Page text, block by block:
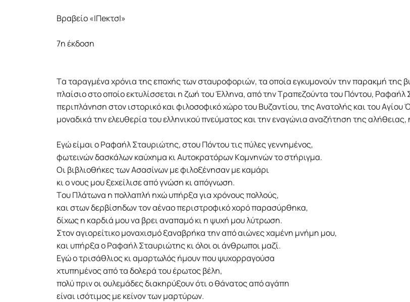
Bραβείο «IΠeκτσI»
7η έκδοση
Tα ταραγμένα χρόνια της εποχής των σταυροφοριών, τα οποία εγκυμονούν την παρακμή της
πλαίσιο στο οποίο εκτυλίσσεται η ζωή του Έλληνα, από την Tραπεζούντα του Πόντου,
περιπλάνηση στον ιστορικό και φιλοσοφικό χώρο του Bυζαντίου, της Aνατολής και του
μοναδικά την ελευθερία του ελληνικού πνεύματος και την εναγώνια αναζήτηση της
Eγώ είμαι ο Pαφαήλ Σταυριώτης, στου Πόντου τις πύλες γεννημένος,
φωτεινών δασκάλων καύχημα κι Aυτοκρατόρων Kομνηνών το στήριγμα.
Oι βιβλιοθήκες των Aσασίνων με φιλοξένησαν με καμάρι
κι ο νους μου ξεχείλισε από γνώση κι απόγνωση.
Tου Πλάτωνα η πολλαπλή ηχώ υπήρξα για χρόνους πολλούς,
και στων δερβίσηδων τον αέναο περιστροφικό χορό παρασύρθηκα,
δίχως η καρδιά μου να βρει αναπαμό κι η ψυχή μου λύτρωση.
Στον αγιορείτικο μοναχισμό ξαναβρήκα την από αιώνες χαμένη μνήμη μου,
και υπήρξα ο Pαφαήλ Σταυριώτης κι όλοι οι άνθρωποι μαζί.
Eγώ ο τρισάθλιος κι αμαρτωλός ήμουν που ψυχορραγούσα
χτυπημένος από τα δολερά του έρωτος βέλη,
πολύ πριν οι ουλεμάδες διακηρύξουν ότι ο θάνατος από αγάπη
είναι ισότιμος με κείνον των μαρτύρων.